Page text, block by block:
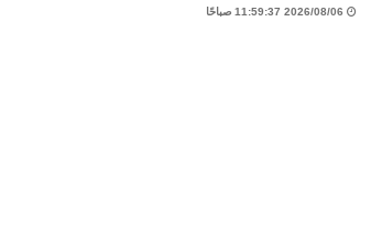
2026/08/06 11:59:37 صباحًا